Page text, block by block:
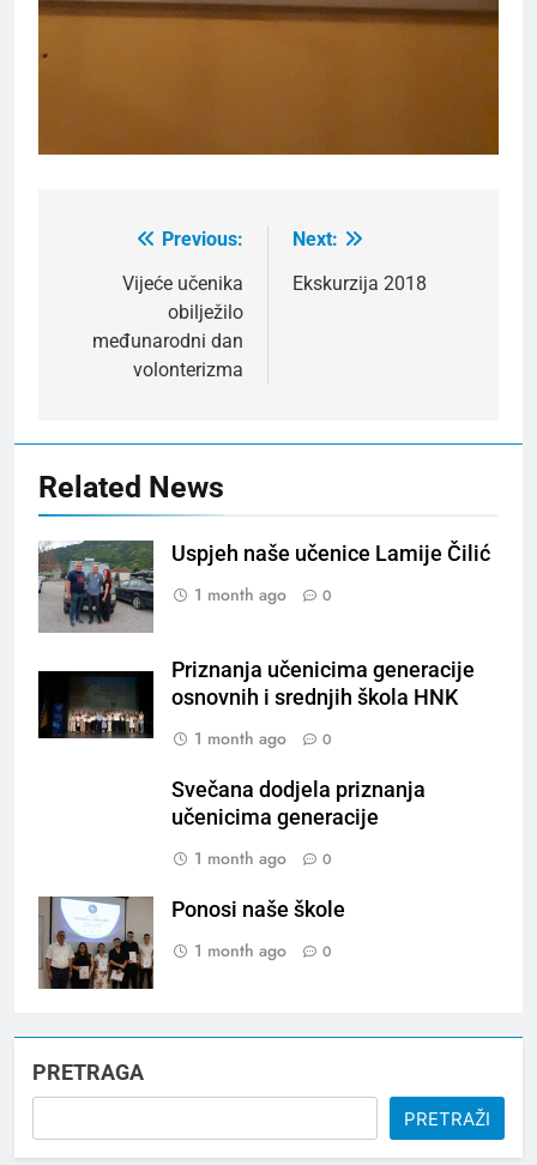
navigation
Previous:
Vijeće učenika
obilježilo
međunarodni dan
volonterizma
Next:
Ekskurzija 2018
Related News
Uspjeh naše učenice Lamije Čilić
1 month ago
0
Priznanja učenicima generacije
osnovnih i srednjih škola HNK
1 month ago
0
Svečana dodjela priznanja
učenicima generacije
1 month ago
0
Ponosi naše škole
1 month ago
0
PRETRAGA
PRETRAŽI